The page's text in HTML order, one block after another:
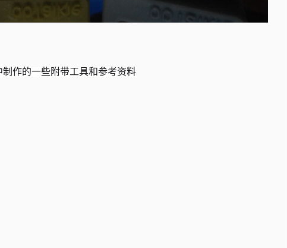
作的一些附带工具和参考资料